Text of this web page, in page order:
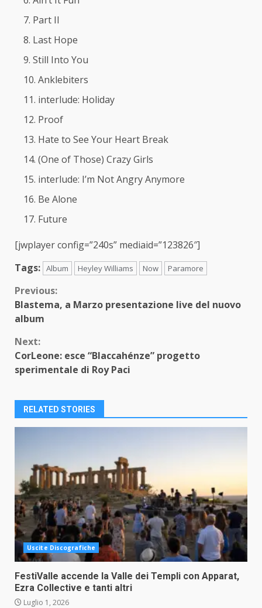
Part II
Last Hope
Still Into You
Anklebiters
interlude: Holiday
Proof
Hate to See Your Heart Break
(One of Those) Crazy Girls
interlude: I’m Not Angry Anymore
Be Alone
Future
[jwplayer config=”240s” mediaid=”123826″]
Tags: Album Heyley Williams Now Paramore
Continue
Reading
Previous:
Blastema, a Marzo presentazione live del nuovo
album
Next:
CorLeone: esce “Blaccahénze” progetto
sperimentale di Roy Paci
RELATED STORIES
Uscite Discografiche
FestiValle accende la Valle dei Templi con Apparat,
Ezra Collective e tanti altri
Luglio 1, 2026